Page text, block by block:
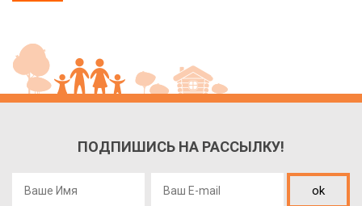
ПОДПИШИСЬ НА РАССЫЛКУ!
ok